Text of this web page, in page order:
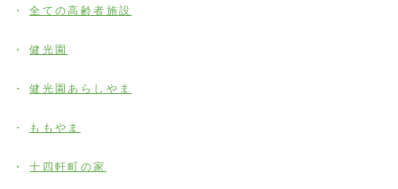
全ての高齢者施設
健光園
健光園あらしやま
ももやま
十四軒町の家